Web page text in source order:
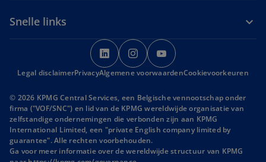
Snelle links
o
p
e
s
i
n
a
o
p
e
s
i
n
a
p
e
s
i
n
Legal disclaimerPrivacyAlgemene voorwaardenCookievoorkeuren
© 2026 KPMG Central Services, een Belgische vennootschap onder
firma ("VOF/SNC") en lid van de KPMG wereldwijde organisatie van
zelfstandige ondernemingen die verbonden zijn aan KPMG
International Limited, een "private English company limited by
guarantee". Alle rechten voorbehouden.
Ga voor meer informatie over de wereldwijde structuur van KPMG